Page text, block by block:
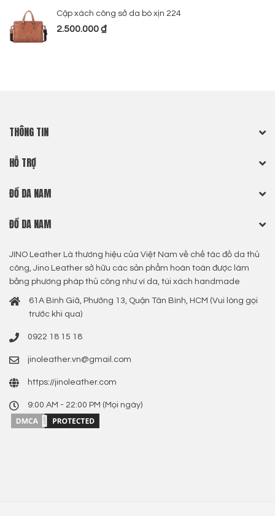
Cặp xách công sở da bò xịn 224
2.500.000₫
THÔNG TIN
HỖ TRỢ
ĐỒ DA NAM
ĐỒ DA NAM
JINO Leather Là thương hiệu của Việt Nam về chế tác đồ da thủ
công, Jino Leather sở hữu các sản phẩm hoàn toàn được làm
bằng phương pháp thủ công như ví da, túi xách handmade
61A Bình Giã, Phường 13, Quận Tân Bình, HCM (Vui lòng gọi
trước khi qua)
0922 18 15 18
jinoleather.vn@gmail.com
https://jinoleather.com
9:00 AM - 22:00 PM (Mọi ngày)